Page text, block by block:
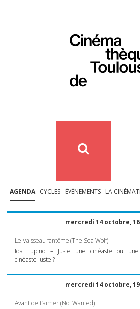
AGENDA CYCLES ÉVÉNEMENTS LA
mercredi 14 octobre,
Le Vaisseau fantôme (The Sea Wolf)
Ida Lupino – Juste une cinéaste ou une
cinéaste juste ?
mercredi 14 octobre,
Avant de t’aimer (Not Wanted)